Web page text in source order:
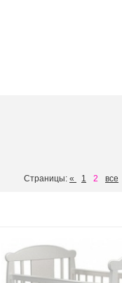
Страницы: « 1 2 все